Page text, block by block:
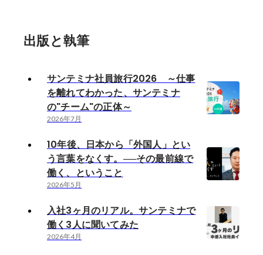
出版と執筆
サンテミナ社員旅行2026 ～仕事
を離れてわかった、サンテミナ
の"チーム"の正体～
2026年7月
10年後、日本から「外国人」とい
う言葉をなくす。──その最前線で
働く、ということ
2026年5月
入社3ヶ月のリアル。サンテミナで
働く3人に聞いてみた
2026年4月